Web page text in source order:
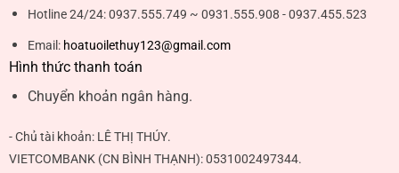
Hotline 24/24:0937.555.749 ~ 0931.555.908 - 0937.455.523
Email: hoatuoilethuy123@gmail.com
Hình thức thanh toán
Chuyển khoản ngân hàng.
- Chủ tài khoản: LÊ THỊ THÚY.
VIETCOMBANK (CN BÌNH THẠNH):0531002497344.